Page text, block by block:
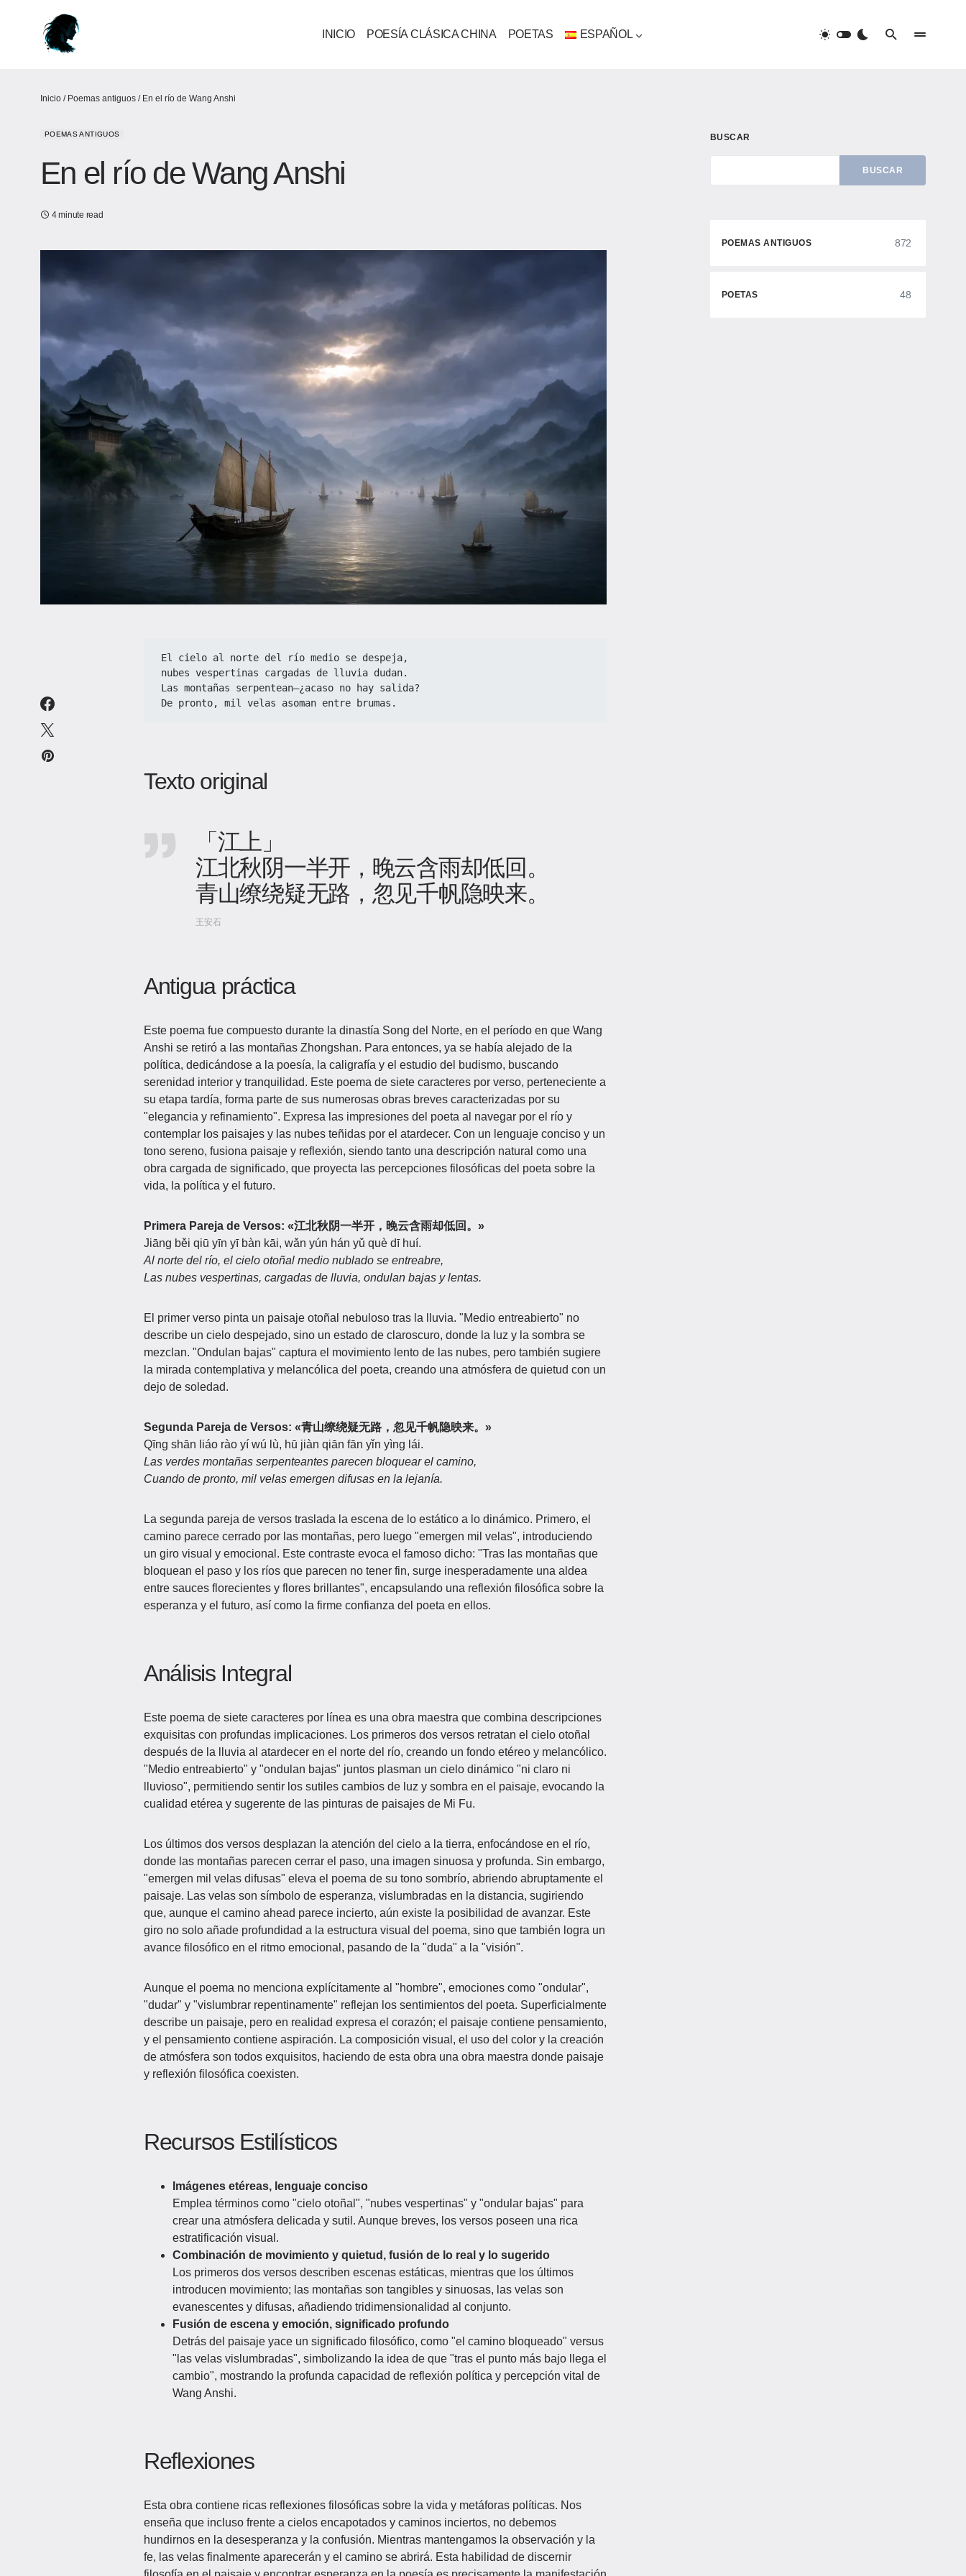
INICIO POESÍA CLÁSICA CHINA POETAS ESPAÑOL
Inicio / Poemas antiguos / En el río ​​de Wang Anshi
POEMAS ANTIGUOS
En el río ​​de Wang Anshi
4 minute read
El cielo al norte del río medio se despeja,
nubes vespertinas cargadas de lluvia dudan.
Las montañas serpentean—¿acaso no hay salida?
De pronto, mil velas asoman entre brumas.
Texto original
「江上」
江北秋阴一半开，晚云含雨却低回。
青山缭绕疑无路，忽见千帆隐映来。
王安石
Antigua práctica
Este poema fue compuesto durante la dinastía Song del Norte, en el período en que Wang
Anshi se retiró a las montañas Zhongshan. Para entonces, ya se había alejado de la
política, dedicándose a la poesía, la caligrafía y el estudio del budismo, buscando
serenidad interior y tranquilidad. Este poema de siete caracteres por verso, perteneciente a
su etapa tardía, forma parte de sus numerosas obras breves caracterizadas por su
"elegancia y refinamiento". Expresa las impresiones del poeta al navegar por el río y
contemplar los paisajes y las nubes teñidas por el atardecer. Con un lenguaje conciso y un
tono sereno, fusiona paisaje y reflexión, siendo tanto una descripción natural como una
obra cargada de significado, que proyecta las percepciones filosóficas del poeta sobre la
vida, la política y el futuro.
Primera Pareja de Versos: «江北秋阴一半开，晚云含雨却低回。»
Jiāng běi qiū yīn yī bàn kāi, wǎn yún hán yǔ què dī huí.
Al norte del río, el cielo otoñal medio nublado se entreabre,
Las nubes vespertinas, cargadas de lluvia, ondulan bajas y lentas.
El primer verso pinta un paisaje otoñal nebuloso tras la lluvia. "Medio entreabierto" no
describe un cielo despejado, sino un estado de claroscuro, donde la luz y la sombra se
mezclan. "Ondulan bajas" captura el movimiento lento de las nubes, pero también sugiere
la mirada contemplativa y melancólica del poeta, creando una atmósfera de quietud con un
dejo de soledad.
Segunda Pareja de Versos: «青山缭绕疑无路，忽见千帆隐映来。»
Qīng shān liáo rào yí wú lù, hū jiàn qiān fān yǐn yìng lái.
Las verdes montañas serpenteantes parecen bloquear el camino,
Cuando de pronto, mil velas emergen difusas en la lejanía.
La segunda pareja de versos traslada la escena de lo estático a lo dinámico. Primero, el
camino parece cerrado por las montañas, pero luego "emergen mil velas", introduciendo
un giro visual y emocional. Este contraste evoca el famoso dicho: "Tras las montañas que
bloquean el paso y los ríos que parecen no tener fin, surge inesperadamente una aldea
entre sauces florecientes y flores brillantes", encapsulando una reflexión filosófica sobre la
esperanza y el futuro, así como la firme confianza del poeta en ellos.
Análisis Integral
Este poema de siete caracteres por línea es una obra maestra que combina descripciones
exquisitas con profundas implicaciones. Los primeros dos versos retratan el cielo otoñal
después de la lluvia al atardecer en el norte del río, creando un fondo etéreo y melancólico.
"Medio entreabierto" y "ondulan bajas" juntos plasman un cielo dinámico "ni claro ni
lluvioso", permitiendo sentir los sutiles cambios de luz y sombra en el paisaje, evocando la
cualidad etérea y sugerente de las pinturas de paisajes de Mi Fu.
Los últimos dos versos desplazan la atención del cielo a la tierra, enfocándose en el río,
donde las montañas parecen cerrar el paso, una imagen sinuosa y profunda. Sin embargo,
"emergen mil velas difusas" eleva el poema de su tono sombrío, abriendo abruptamente el
paisaje. Las velas son símbolo de esperanza, vislumbradas en la distancia, sugiriendo
que, aunque el camino ahead parece incierto, aún existe la posibilidad de avanzar. Este
giro no solo añade profundidad a la estructura visual del poema, sino que también logra un
avance filosófico en el ritmo emocional, pasando de la "duda" a la "visión".
Aunque el poema no menciona explícitamente al "hombre", emociones como "ondular",
"dudar" y "vislumbrar repentinamente" reflejan los sentimientos del poeta. Superficialmente
describe un paisaje, pero en realidad expresa el corazón; el paisaje contiene pensamiento,
y el pensamiento contiene aspiración. La composición visual, el uso del color y la creación
de atmósfera son todos exquisitos, haciendo de esta obra una obra maestra donde paisaje
y reflexión filosófica coexisten.
Recursos Estilísticos
Imágenes etéreas, lenguaje conciso
Emplea términos como "cielo otoñal", "nubes vespertinas" y "ondular bajas" para
crear una atmósfera delicada y sutil. Aunque breves, los versos poseen una rica
estratificación visual.
Combinación de movimiento y quietud, fusión de lo real y lo sugerido
Los primeros dos versos describen escenas estáticas, mientras que los últimos
introducen movimiento; las montañas son tangibles y sinuosas, las velas son
evanescentes y difusas, añadiendo tridimensionalidad al conjunto.
Fusión de escena y emoción, significado profundo
Detrás del paisaje yace un significado filosófico, como "el camino bloqueado" versus
"las velas vislumbradas", simbolizando la idea de que "tras el punto más bajo llega el
cambio", mostrando la profunda capacidad de reflexión política y percepción vital de
Wang Anshi.
Reflexiones
Esta obra contiene ricas reflexiones filosóficas sobre la vida y metáforas políticas. Nos
enseña que incluso frente a cielos encapotados y caminos inciertos, no debemos
hundirnos en la desesperanza y la confusión. Mientras mantengamos la observación y la
fe, las velas finalmente aparecerán y el camino se abrirá. Esta habilidad de discernir
BUSCAR
BUSCAR
POEMAS ANTIGUOS 872
POETAS 48